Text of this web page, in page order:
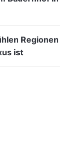
Regionen
ist